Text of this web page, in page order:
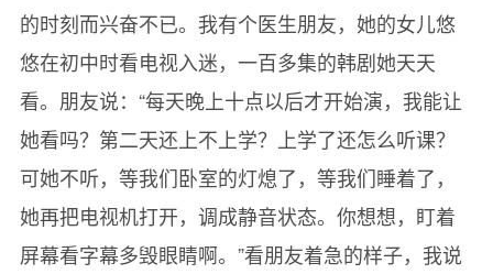
的时刻而兴奋不已。我有个医生朋友，她的女儿悠
悠在初中时看电视入迷，一百多集的韩剧她天天
看。朋友说：“每天晚上十点以后才开始演，我能让
她看吗？第二天还上不上学？上学了还怎么听课？
可她不听，等我们卧室的灯熄了，等我们睡着了，
她再把电视机打开，调成静音状态。你想想，盯着
屏幕看字幕多毁眼睛啊。”看朋友着急的样子，我说